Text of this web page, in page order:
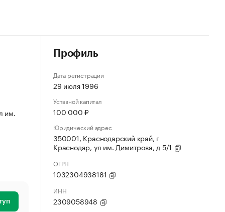
им.
Профиль
Дата регистрации
29 июля 1996
Уставной капитал
100 000 ₽
Юридический адрес
350001, Краснодарский край, г
Краснодар, ул им. Димитрова, д 5/1
ОГРН
1032304938181
ИНН
2309058948